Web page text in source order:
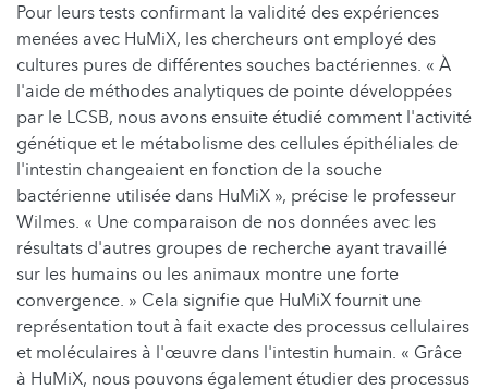
Pour leurs tests confirmant la validité des expériences
menées avec HuMiX, les chercheurs ont employé des
cultures pures de différentes souches bactériennes. « À
l'aide de méthodes analytiques de pointe développées
par le LCSB, nous avons ensuite étudié comment l'activité
génétique et le métabolisme des cellules épithéliales de
l'intestin changeaient en fonction de la souche
bactérienne utilisée dans HuMiX », précise le professeur
Wilmes. « Une comparaison de nos données avec les
résultats d'autres groupes de recherche ayant travaillé
sur les humains ou les animaux montre une forte
convergence. » Cela signifie que HuMiX fournit une
représentation tout à fait exacte des processus cellulaires
et moléculaires à l'œuvre dans l'intestin humain. « Grâce
à HuMiX, nous pouvons également étudier des processus